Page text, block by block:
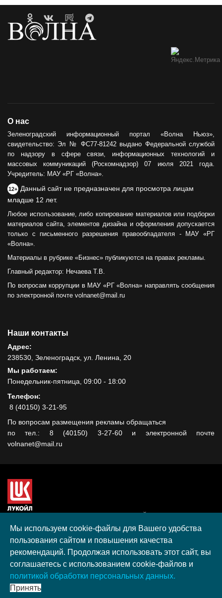
О нас
Зеленоградский информационный портал «Волна Ньюз»,
свидетельство: Эл № ФС77-81242 выдано Федеральной службой
по надзору в сфере связи, информационных технологий и
массовых коммуникаций (Роскомнадзор) 07 июля 2021 года.
Учредитель: МАУ «РГ «Волна».
12+ Данный сайт не предназначен для просмотра лицам
младше 12 лет.
Любое использование, либо копирование материалов или подборки
материалов сайта, элементов дизайна и оформления допускается
только с письменного разрешения правообладателя - МАУ «РГ
«Волна».
Материалы в рубрике «Бизнес» публикуются на правах рекламы.
Главный редактор: Нечаева Т.В.
По вопросам коррупции в МАУ «РГ «Волна» направлять сообщения
по электронной почте volnanet@mail.ru
Наши контакты
Адрес:
238530, Зеленоградск, ул. Ленина, 20
Мы работаем:
Понедельник-пятница, 09:00 - 18:00
Телефон:
8 (40150) 3-21-95
По вопросам размещения рекламы обращаться
по тел.: 8 (40150) 3-27-60 и электронной почте
volnanet@mail.ru
гранта, полученного в рамках XIII Конкурса социальных и
культурных проектов ПАО "ЛУКОЙЛ" на территории
Калининградской области в 2020 году
Согласие на обработку персональных данных
Разработка, поддержка и продвижение S-Media group
© 2026 МАУ «Редакция общественно-политической газеты
Мы используем cookie-файлы для Вашего удобства
пользования сайтом и повышения качества
рекомендаций. Продолжая использовать этот сайт, вы
соглашаетесь с использованием cookie-файлов и
политикой обработки персональных данных.
Принять